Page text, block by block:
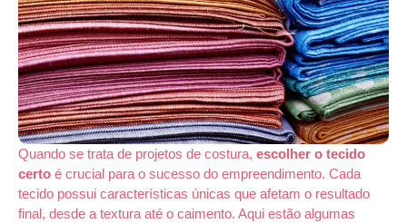
Quando se trata de projetos de costura, escolher o tecido
certo é crucial para o sucesso do empreendimento. Cada
tecido possui características únicas que afetam o resultado
final, desde a textura até o caimento. Aqui estão algumas